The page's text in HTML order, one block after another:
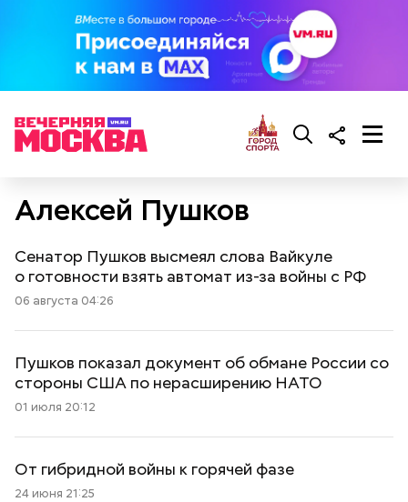
Алексей Пушков
Сенатор Пушков высмеял слова Вайкуле
о готовности взять автомат из-за войны с РФ
06 августа 04:26
Пушков показал документ об обмане России со
стороны США по нерасширению НАТО
01 июля 20:12
От гибридной войны к горячей фазе
24 июня 21:25